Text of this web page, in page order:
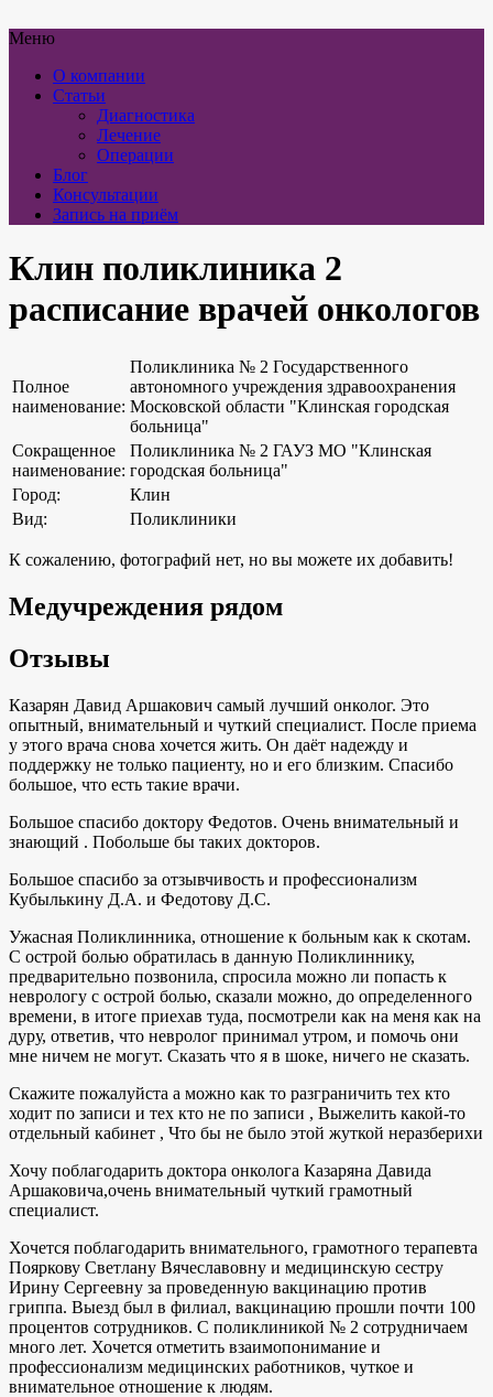
Меню
О компании
Статьи
Диагностика
Лечение
Операции
Блог
Консультации
Запись на приём
Клин поликлиника 2
расписание врачей онкологов
Полное
наименование:
Поликлиника № 2 Государственного
автономного учреждения здравоохранения
Московской области "Клинская городская
больница"
Сокращенное
наименование:
Поликлиника № 2 ГАУЗ МО "Клинская
городская больница"
Город:
Клин
Вид:
Поликлиники
К сожалению, фотографий нет, но вы можете их добавить!
Медучреждения рядом
Отзывы
Казарян Давид Аршакович самый лучший онколог. Это
опытный, внимательный и чуткий специалист. После приема
у этого врача снова хочется жить. Он даёт надежду и
поддержку не только пациенту, но и его близким. Спасибо
большое, что есть такие врачи.
Большое спасибо доктору Федотов. Очень внимательный и
знающий . Побольше бы таких докторов.
Большое спасибо за отзывчивость и профессионализм
Кубылькину Д.А. и Федотову Д.С.
Ужасная Поликлинника, отношение к больным как к скотам.
С острой болью обратилась в данную Поликлиннику,
предварительно позвонила, спросила можно ли попасть к
неврологу с острой болью, сказали можно, до определенного
времени, в итоге приехав туда, посмотрели как на меня как на
дуру, ответив, что невролог принимал утром, и помочь они
мне ничем не могут. Сказать что я в шоке, ничего не сказать.
Скажите пожалуйста а можно как то разграничить тех кто
ходит по записи и тех кто не по записи , Выжелить какой-то
отдельный кабинет , Что бы не было этой жуткой неразберихи
Хочу поблагодарить доктора онколога Казаряна Давида
Аршаковича,очень внимательный чуткий грамотный
специалист.
Хочется поблагодарить внимательного, грамотного терапевта
Пояркову Светлану Вячеславовну и медицинскую сестру
Ирину Сергеевну за проведенную вакцинацию против
гриппа. Выезд был в филиал, вакцинацию прошли почти 100
процентов сотрудников. С поликлиникой № 2 сотрудничаем
много лет. Хочется отметить взаимопонимание и
профессионализм медицинских работников, чуткое и
внимательное отношение к людям.